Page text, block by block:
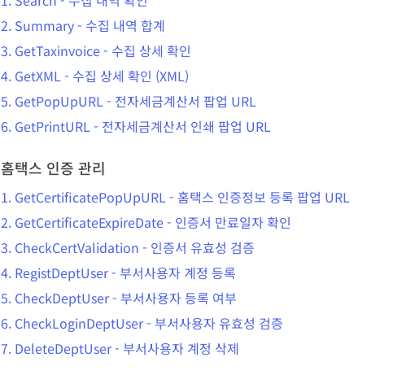
2. Summary- 수집 내역 합계
3. GetTaxinvoice- 수집 상세 확인
4. GetXML- 수집 상세 확인 (XML)
5. GetPopUpURL- 전자세금계산서 팝업 URL
6. GetPrintURL- 전자세금계산서 인쇄 팝업 URL
홈택스 인증 관리
1. GetCertificatePopUpURL- 홈택스 인증정보 등록 팝업 URL
2. GetCertificateExpireDate- 인증서 만료일자 확인
3. CheckCertValidation - 인증서 유효성 검증
4. RegistDeptUser- 부서사용자 계정 등록
5. CheckDeptUser- 부서사용자 등록 여부
6. CheckLoginDeptUser- 부서사용자 유효성 검증
7. DeleteDeptUser- 부서사용자 계정 삭제